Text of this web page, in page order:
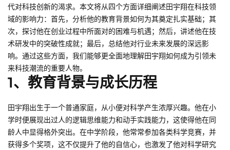
代对科技创新的渴求。本文将从四个方面详细阐述田宇翔在科技领
域的影响力：首先，分析他的教育背景如何为其奠定扎实基础；其
次，探讨他在创业过程中所面对的困难与机遇；然后，讲述他在技
术研发中的突破性成就；最后，总结他对行业未来发展的深远影
响。通过这些方面，我们能够更全面地理解田宇翔如何成为引领未
来科技潮流的重要人物。
1、教育背景与成长历程
田宇翔出生于一个普通家庭，从小便对科学产生浓厚兴趣。他在小
学时便展现出过人的逻辑思维能力和动手实践能力，这使得他在同
龄人中显得格外突出。在中学阶段，他常常参加各类科学竞赛，并
获得多个奖项，这不仅提升了他的自信心，也激发了他对科学研究